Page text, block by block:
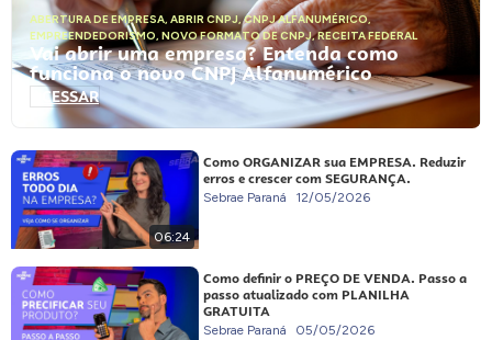
ABERTURA DE EMPRESA, ABRIR CNPJ,CNPJ ALFANUMÉRICO,
EMPREENDEDORISMO, NOVO FORMATO DE CNPJ,RECEITA FEDERAL
Vai abrir uma empresa? Entenda como
funciona o novo CNPJ Alfanumérico
ACESSAR
06:24
Como ORGANIZAR sua EMPRESA. Reduzir
erros e crescer com SEGURANÇA.
Sebrae Paraná 12/05/2026
Como definir o PREÇO DE VENDA. Passo a
passo atualizado com PLANILHA
GRATUITA
Sebrae Paraná 05/05/2026